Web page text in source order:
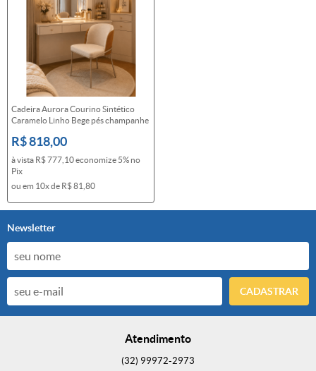
Cadeira Aurora Courino Sintético
Caramelo Linho Bege pés champanhe
R$ 818,00
à vista R$ 777,10economize 5% no
Pix
ou em 10xde R$ 81,80
Newsletter
CADASTRAR
Atendimento
(32) 99972-2973